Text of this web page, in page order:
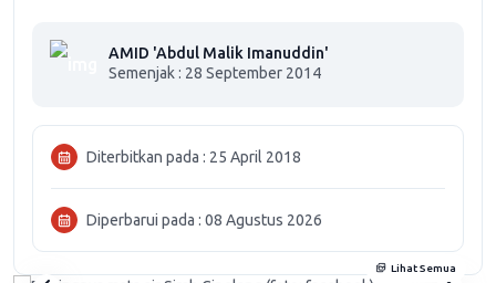
AMID 'Abdul Malik Imanuddin'
Semenjak : 28 September 2014
Diterbitkan pada : 25 April 2018
Diperbarui pada : 08 Agustus 2026
Lihat Semua